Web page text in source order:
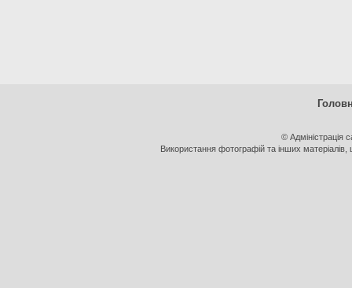
© Адміністрація
Використання фотографій та інших матеріалів,